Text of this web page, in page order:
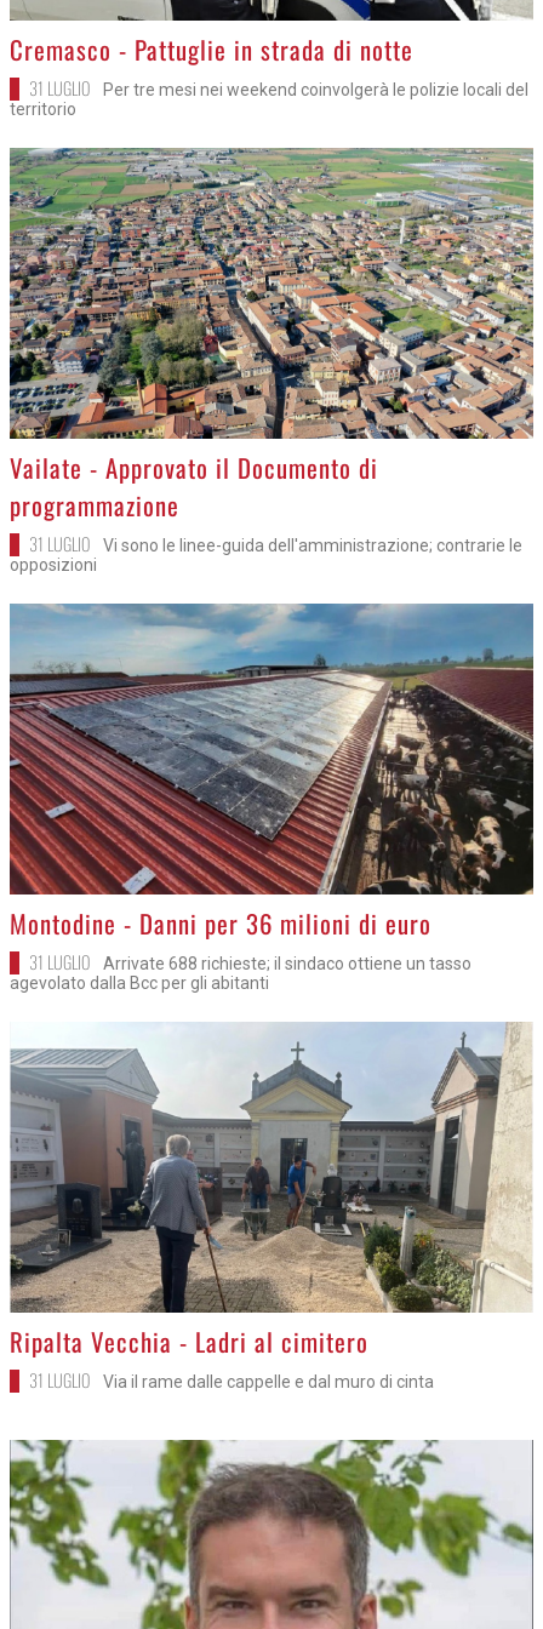
>
Cremasco - Pattuglie in strada di notte
31 LUGLIO
Per tre mesi nei weekend coinvolgerà le polizie locali del
territorio
>
Vailate - Approvato il Documento di
programmazione
31 LUGLIO
Vi sono le linee-guida dell'amministrazione; contrarie le
opposizioni
>Montodine - Danni per 36 milioni di euro
31 LUGLIO
Arrivate 688 richieste; il sindaco ottiene un tasso
agevolato dalla Bcc per gli abitanti
>
Ripalta Vecchia - Ladri al cimitero
31 LUGLIO Via il rame dalle cappelle e dal muro di cinta